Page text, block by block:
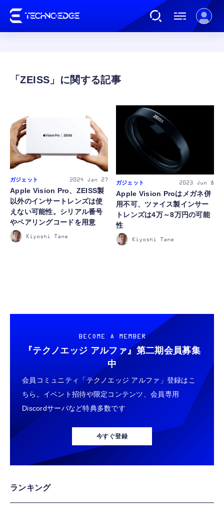
ガジェット
ゲーム
カルチャー
公式ストア
ZEISS
ガジェット 2024 Jan 27
Apple Vision Pro、ZEISS製
以外のインサートレンズは使
えない可能性。シリアル番号
やペアリングコードを用意
Kiyoshi Tane
ガジェット 2023 Jun 8
Apple Vision Proはメガネ併
用不可、ツァイス製インサー
トレンズは4万～8万円の可能
性
Kiyoshi Tane
BECOME A MEMBER
『テクノエッジ アルファ』 第二期会員募集
中
会員コミュニティ「テクノエッジ アルファ」登録はこ
ちら。イベント招待や限定コンテンツ、会員専用
Discordサーバなど特典多数です
今すぐ登録
ランキング